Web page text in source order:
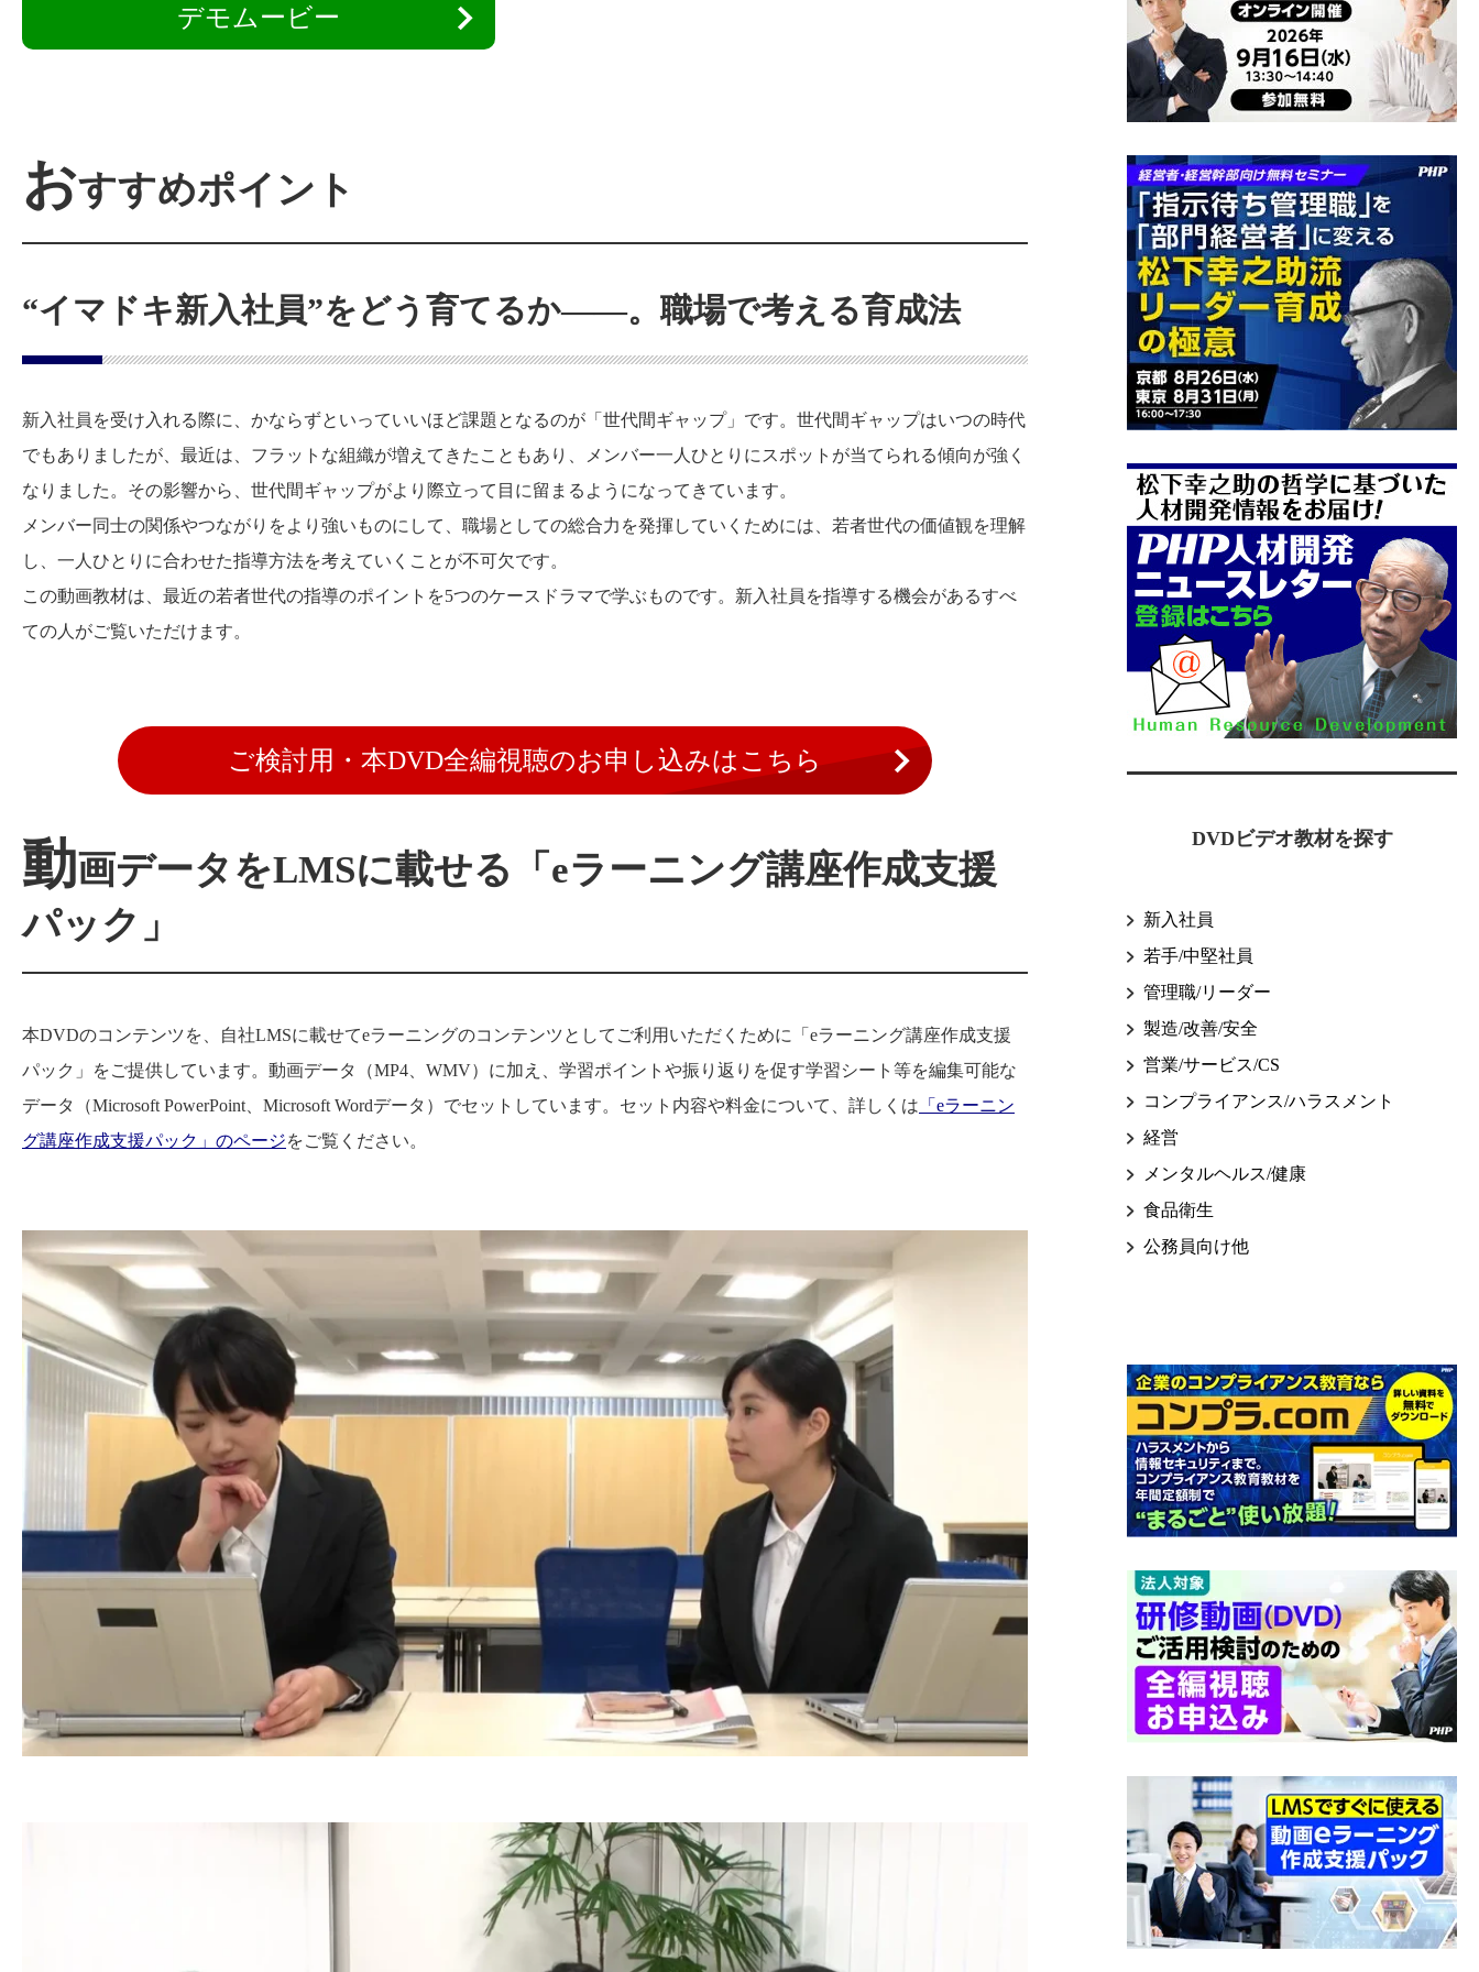
デモムービー
おすすめポイント
“イマドキ新入社員”をどう育てるか――。職場で考える育成法
新入社員を受け入れる際に、かならずといっていいほど課題となるのが「世代間ギャップ」です。世代間ギャップはいつの時代
でもありましたが、最近は、フラットな組織が増えてきたこともあり、メンバー一人ひとりにスポットが当てられる傾向が強く
なりました。その影響から、世代間ギャップがより際立って目に留まるようになってきています。
メンバー同士の関係やつながりをより強いものにして、職場としての総合力を発揮していくためには、若者世代の価値観を理解
し、一人ひとりに合わせた指導方法を考えていくことが不可欠です。
この動画教材は、最近の若者世代の指導のポイントを5つのケースドラマで学ぶものです。新入社員を指導する機会があるすべ
ての人がご覧いただけます。
ご検討用・本DVD全編視聴のお申し込みはこちら
動画データをLMSに載せる「eラーニング講座作成支援
パック」
本DVDのコンテンツを、自社LMSに載せてeラーニングのコンテンツとしてご利用いただくために「eラーニング講座作成支援
パック」をご提供しています。動画データ（MP4、WMV）に加え、学習ポイントや振り返りを促す学習シート等を編集可能な
データ（Microsoft PowerPoint、Microsoft Wordデータ）でセットしています。セット内容や料金について、詳しくは 「eラーニン
グ講座作成支援パック」のページをご覧ください。
DVDビデオ教材を探す
新入社員
若手/中堅社員
管理職/リーダー
製造/改善/安全
営業/サービス/CS
コンプライアンス/ハラスメント
経営
メンタルヘルス/健康
食品衛生
公務員向け他